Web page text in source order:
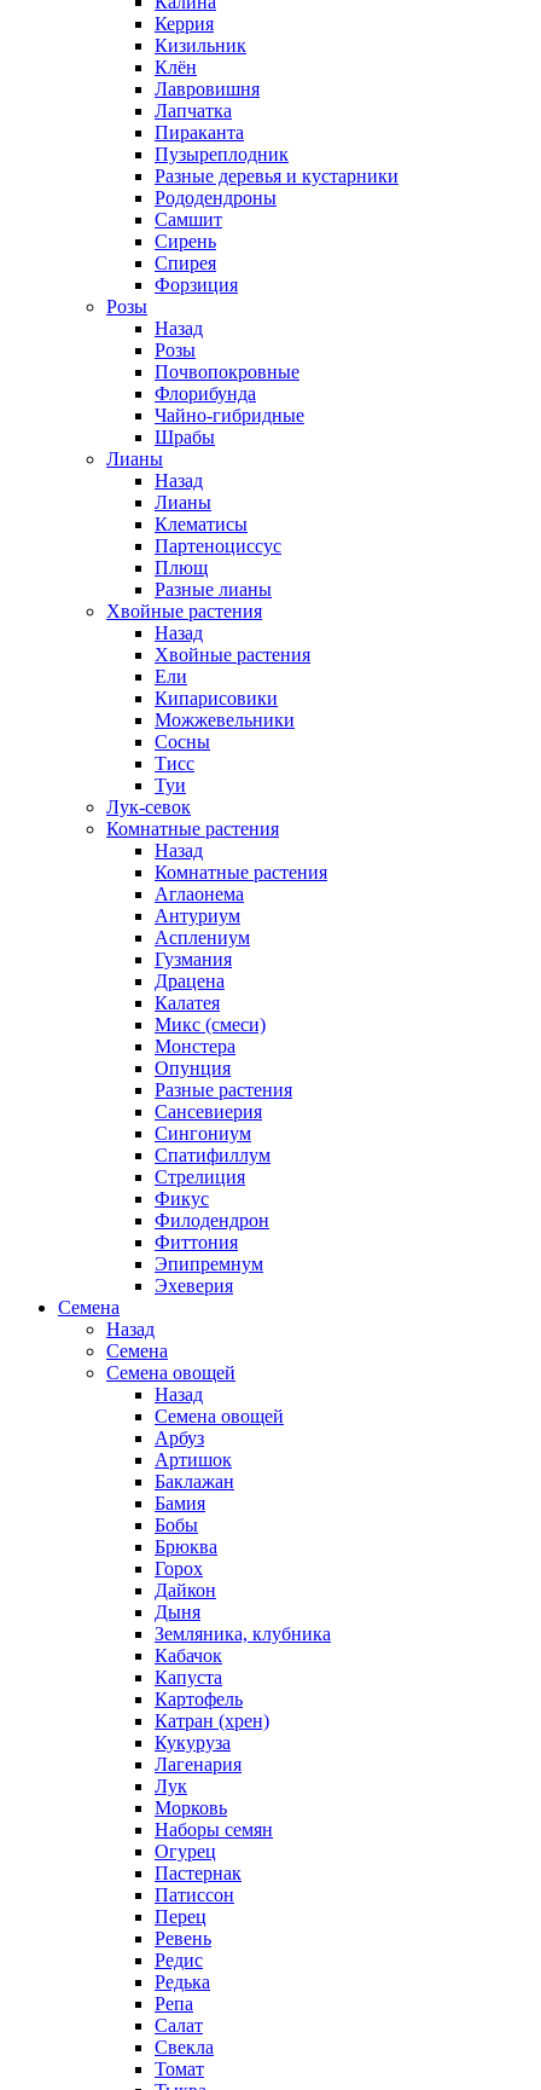
Керрия
Кизильник
Клён
Лавровишня
Лапчатка
Пираканта
Пузыреплодник
Разные деревья и кустарники
Рододендроны
Самшит
Сирень
Спирея
Форзиция
Розы
Назад
Розы
Почвопокровные
Флорибунда
Чайно-гибридные
Шрабы
Лианы
Назад
Лианы
Клематисы
Партеноциссус
Плющ
Разные лианы
Хвойные растения
Назад
Хвойные растения
Ели
Кипарисовики
Можжевельники
Сосны
Тисс
Туи
Лук-севок
Комнатные растения
Назад
Комнатные растения
Аглаонема
Антуриум
Асплениум
Гузмания
Драцена
Калатея
Микс (смеси)
Монстера
Опунция
Разные растения
Сансевиерия
Сингониум
Спатифиллум
Стрелиция
Фикус
Филодендрон
Фиттония
Эпипремнум
Эхеверия
Семена
Назад
Семена
Семена овощей
Назад
Семена овощей
Арбуз
Артишок
Баклажан
Бамия
Бобы
Брюква
Горох
Дайкон
Дыня
Земляника, клубника
Кабачок
Капуста
Картофель
Катран (хрен)
Кукуруза
Лагенария
Лук
Морковь
Наборы семян
Огурец
Пастернак
Патиссон
Перец
Ревень
Редис
Редька
Репа
Салат
Свекла
Томат